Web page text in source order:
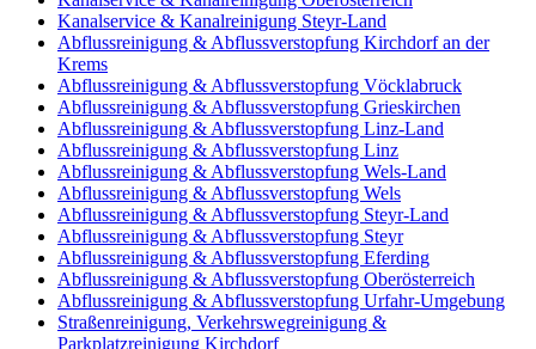
Kanalservice & Kanalreinigung Steyr-Land
Abflussreinigung & Abflussverstopfung Kirchdorf an der
Krems
Abflussreinigung & Abflussverstopfung Vöcklabruck
Abflussreinigung & Abflussverstopfung Grieskirchen
Abflussreinigung & Abflussverstopfung Linz-Land
Abflussreinigung & Abflussverstopfung Linz
Abflussreinigung & Abflussverstopfung Wels-Land
Abflussreinigung & Abflussverstopfung Wels
Abflussreinigung & Abflussverstopfung Steyr-Land
Abflussreinigung & Abflussverstopfung Steyr
Abflussreinigung & Abflussverstopfung Eferding
Abflussreinigung & Abflussverstopfung Oberösterreich
Abflussreinigung & Abflussverstopfung Urfahr-Umgebung
Straßenreinigung, Verkehrswegreinigung &
Parkplatzreinigung Kirchdorf